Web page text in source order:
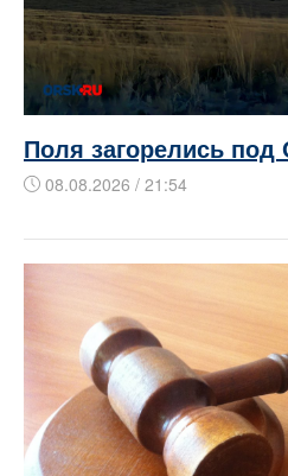
Поля загорелись под
08.08.2026 / 21:54